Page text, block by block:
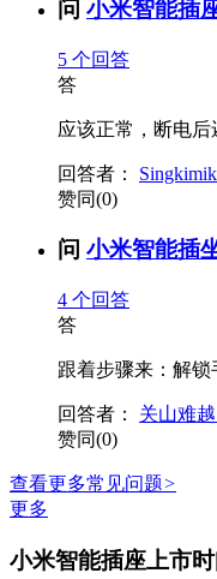
问 小米智能插
5 个回答
答
应该正常，断电
回答者：
赞同(0)
问 小米智能插
4 个回答
答
跟着步骤来：解
回答者： 关山难
赞同(0)
查看更多常见问题>
更多
小米智能插座上市